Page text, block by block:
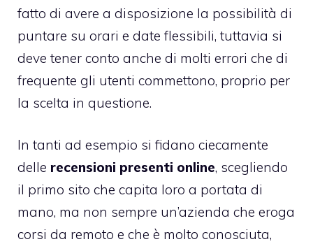
fatto di avere a disposizione la possibilità di
puntare su orari e date flessibili, tuttavia si
deve tener conto anche di molti errori che di
frequente gli utenti commettono, proprio per
la scelta in questione.
In tanti ad esempio si fidano ciecamente
delle recensioni presenti online, scegliendo
il primo sito che capita loro a portata di
mano, ma non sempre un’azienda che eroga
corsi da remoto e che è molto conosciuta,